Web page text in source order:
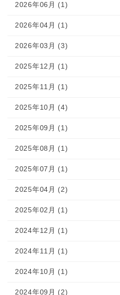
2026年06月 (1)
2026年04月 (1)
2026年03月 (3)
2025年12月 (1)
2025年11月 (1)
2025年10月 (4)
2025年09月 (1)
2025年08月 (1)
2025年07月 (1)
2025年04月 (2)
2025年02月 (1)
2024年12月 (1)
2024年11月 (1)
2024年10月 (1)
2024年09月 (2)